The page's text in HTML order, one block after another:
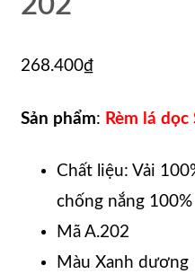
268.400₫
Sản phẩm: Rèm lá
Chất liệu: Vải
chống nắng 100%
Mã A.202
Màu Xanh dương